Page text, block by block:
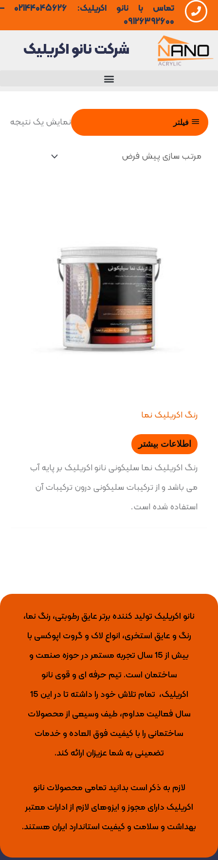
رفتن
به
محتوا
تماس با نانو اکریلیک: 02144045626 –
09126392600
شرکت نانو اکریلیک
فیلتر نمایش یک نتیجه
رنگ اکریلیک نما
اطلاعات بیشتر
رنگ اکریلیک نما سلیکونی نانو اکریلیک بر پایه آب
می باشد و از ترکیبات سلیکونی درون ترکیبات آن
استفاده شده است.
نانو اکریلیک تولید کننده برتر عایق رطوبتی، رنگ نما،
رنگ و عایق استخری، انواع لاک و گروت اپوکسی با
بیش از 15 سال تجربه مستمر در حوزه صنعت و
ساختمان است. تیم حرفه ای و قوی نانو
اکریلیک، تمام تلاش خود را داشته تا
در این 15
سال فعالیت مداوم، طیف وسیعی از محصولات
ساختمانی را با کیفیت فوق العاده و خدمات
تضمینی به شما عزیزان ارائه کند.
لازم به ذکر است بدانید تمامی محصولات نانو
اکریلیک دارای مجوز و ایزوهای لازم از ادارات معتبر
بهداشت و سلامت و کیفیت استاندارد ایران هستند.